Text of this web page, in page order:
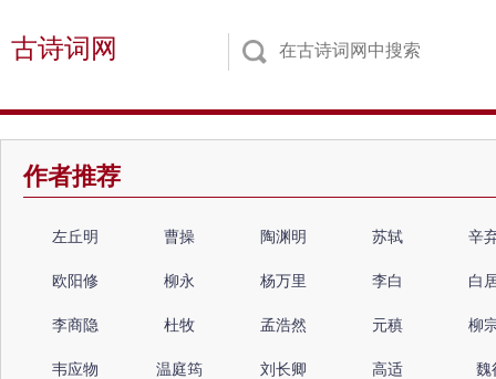
古诗词网
作者推荐
左丘明 曹操 陶渊明 苏轼 辛
欧阳修 柳永 杨万里 李白 白
李商隐 杜牧 孟浩然 元稹 柳
韦应物 温庭筠 刘长卿 高适 魏